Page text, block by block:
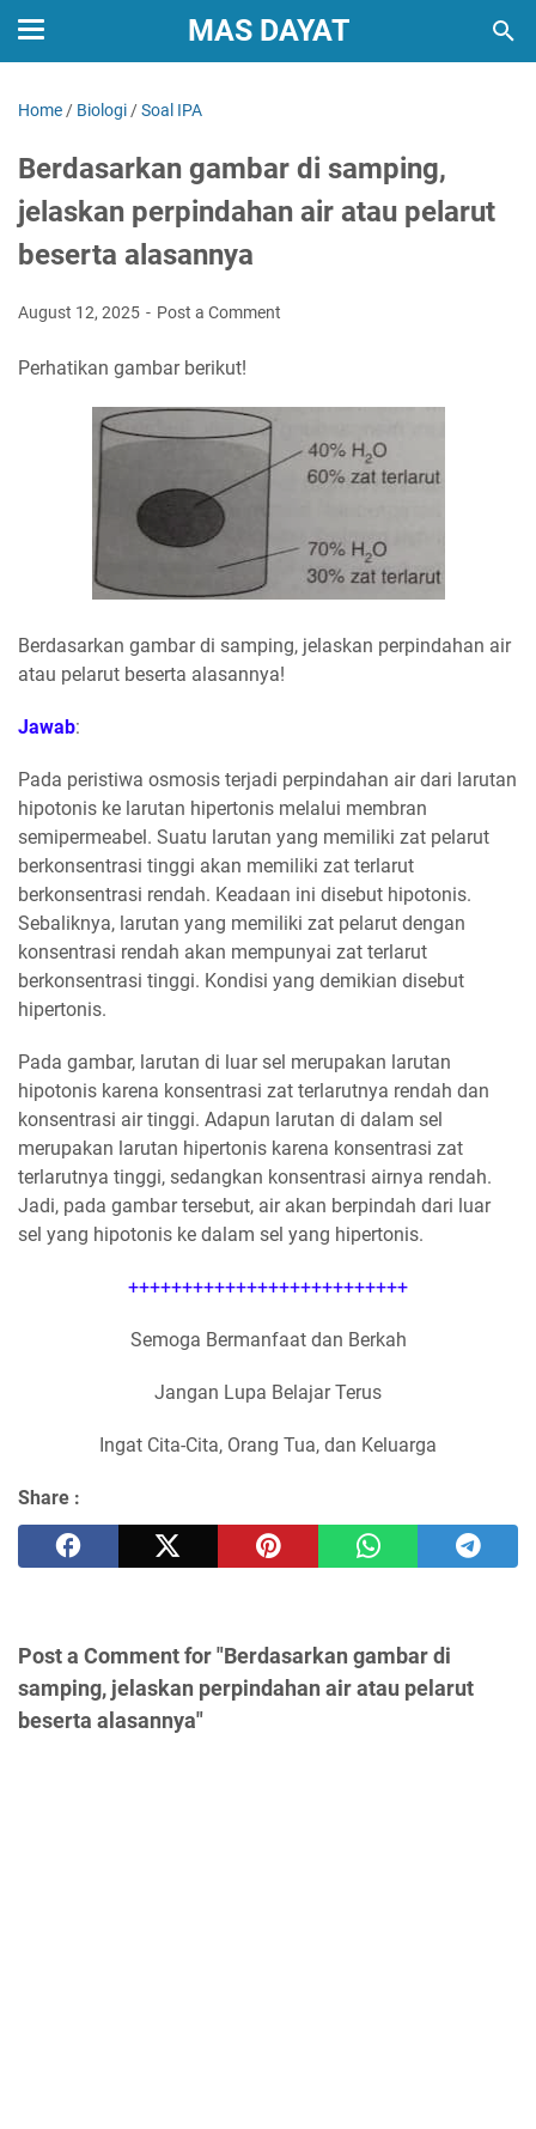
MAS DAYAT
Home / Biologi /Soal IPA
Berdasarkan gambar di samping,
jelaskan perpindahan air atau pelarut
beserta alasannya
August 12, 2025 Post a Comment
Perhatikan gambar berikut!
Berdasarkan gambar di samping, jelaskan perpindahan air
atau pelarut beserta alasannya!
Jawab:
Pada peristiwa osmosis terjadi perpindahan air dari larutan
hipotonis ke larutan hipertonis melalui membran
semipermeabel. Suatu larutan yang memiliki zat pelarut
berkonsentrasi tinggi akan memiliki zat terlarut
berkonsentrasi rendah. Keadaan ini disebut hipotonis.
Sebaliknya, larutan yang memiliki zat pelarut dengan
konsentrasi rendah akan mempunyai zat terlarut
berkonsentrasi tinggi. Kondisi yang demikian disebut
hipertonis.
Pada gambar, larutan di luar sel merupakan larutan
hipotonis karena konsentrasi zat terlarutnya rendah dan
konsentrasi air tinggi. Adapun larutan di dalam sel
merupakan larutan hipertonis karena konsentrasi zat
terlarutnya tinggi, sedangkan konsentrasi airnya rendah.
Jadi, pada gambar tersebut, air akan berpindah dari luar
sel yang hipotonis ke dalam sel yang hipertonis.
++++++++++++++++++++++++++
Semoga Bermanfaat dan Berkah
Jangan Lupa Belajar Terus
Ingat Cita-Cita, Orang Tua, dan Keluarga
Share :
Post a Comment for "Berdasarkan gambar di
samping, jelaskan perpindahan air atau pelarut
beserta alasannya"